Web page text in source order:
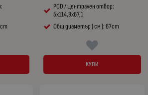
PCD / Централен отвор:
5x114,3x67,1
Общ диаметър ( см ): 67cm
КУПИ